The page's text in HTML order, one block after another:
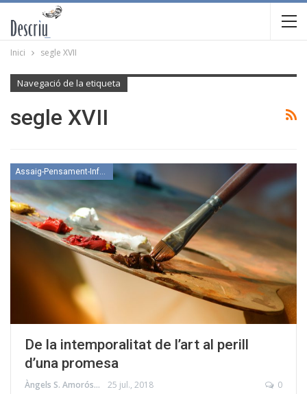
Inici segle XVII
Navegació de la etiqueta
segle XVII
Assaig-Pensament-Informació
De la intemporalitat de l’art al perill
d’una promesa
Àngels S. Amorós 25 jul., 2018 0